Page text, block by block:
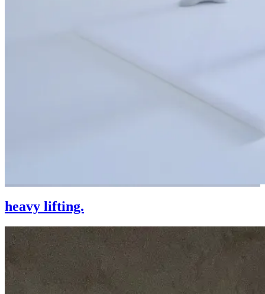
heavy lifting.